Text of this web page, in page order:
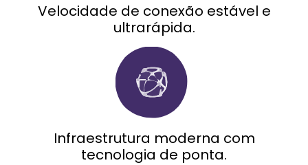
Velocidade de conexão estável e
ultrarápida.
Infraestrutura moderna com
tecnologia de ponta.